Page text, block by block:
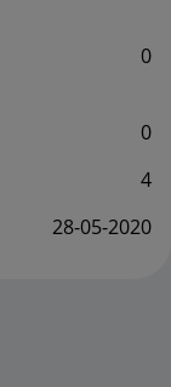
0
0
4
‎28-05-2020